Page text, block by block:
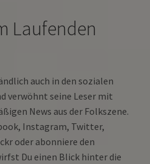
Laufenden
auch in den sozialen
verwöhnt seine Leser mit
News aus der Folkszene.
Instagram, Twitter,
oder abonniere den
Du einen Blick hinter die